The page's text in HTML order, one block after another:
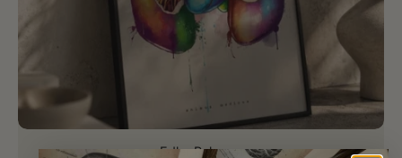
Edler Rahmen